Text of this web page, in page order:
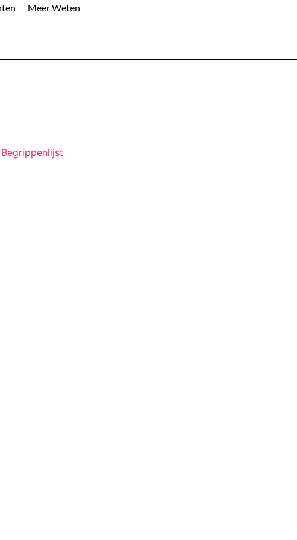
Meer Weten
Begrippenlijst